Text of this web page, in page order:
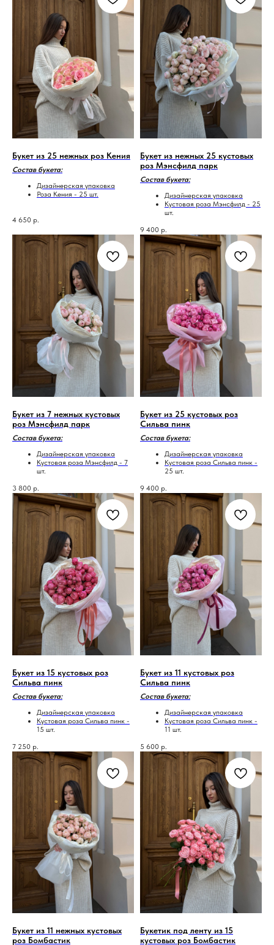
Букет из 25 нежных роз Кения
Состав букета:
Дизайнерская упаковка
Роза Кения - 25 шт.
4 650 р.
Букет из нежных 25 кустовых
роз Мэнсфилд парк
Состав букета:
Дизайнерская упаковка
Кустовая роза Мэнсфилд - 25
шт.
9 400 р.
Букет из 7 нежных кустовых
роз Мэнсфилд парк
Состав букета:
Дизайнерская упаковка
Кустовая роза Мэнсфилд - 7
шт.
3 800 р.
Букет из 25 кустовых роз
Сильва пинк
Состав букета:
Дизайнерская упаковка
Кустовая роза Сильва пинк -
25 шт.
9 400 р.
Букет из 15 кустовых роз
Сильва пинк
Состав букета:
Дизайнерская упаковка
Кустовая роза Сильва пинк -
15 шт.
7 250 р.
Букет из 11 кустовых роз
Сильва пинк
Состав букета:
Дизайнерская упаковка
Кустовая роза Сильва пинк -
11 шт.
5 600 р.
Букет из 11 нежных кустовых
роз Бомбастик
Букетик под ленту из 15
кустовых роз Бомбастик